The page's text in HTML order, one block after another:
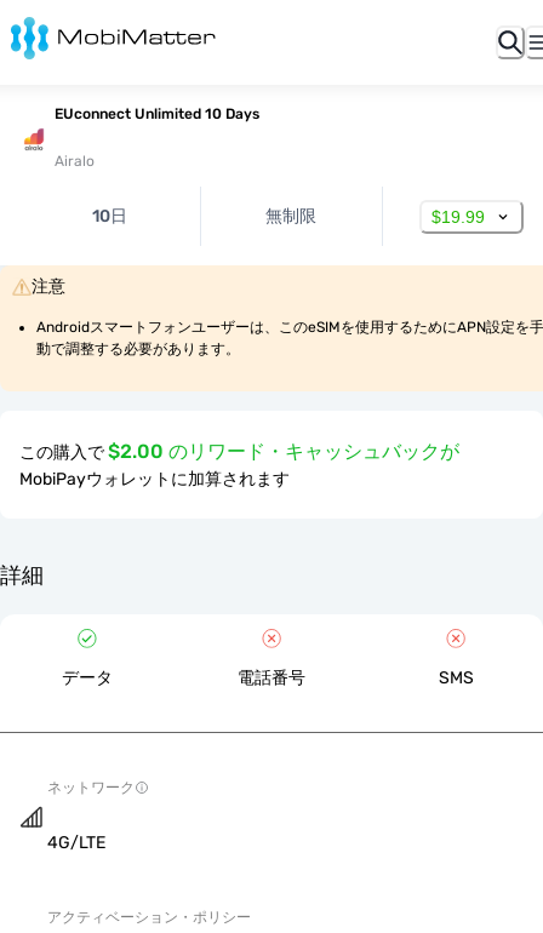
EUconnect Unlimited 10 Days
Airalo
10日 無制限 $19.99
注意
Androidスマートフォンユーザーは、このeSIMを使用するためにAPN設定を手
動で調整する必要があります。
この購入で$2.00 のリワード・キャッシュバックが
MobiPayウォレットに加算されます
詳細
データ 電話番号 SMS
ネットワーク
4G/LTE
アクティベーション・ポリシー